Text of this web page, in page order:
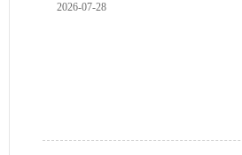
2026-07-28